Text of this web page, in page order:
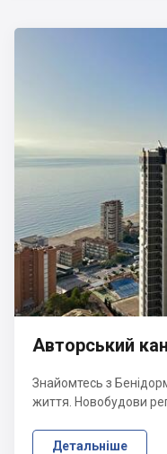
Авторський
Знайомтесь з
життя. Новобудови
Детальніше